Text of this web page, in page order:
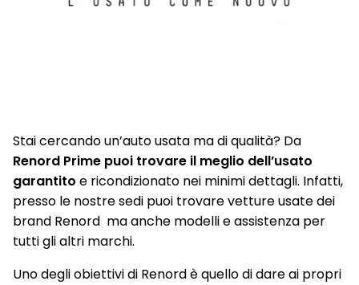
Sistema multimediale Renault EASY LINK con Touchscreen
9,3" e sistema di Navigazione 3D, aggiornamenti automatici
(OTA), Bluetooth con riconoscimento vocale, Radio DAB
Smartphone replication compatibile con Android Auto e
AppleCarPlay
Volante in pelle
Stai cercando un’auto usata ma di qualità? Da
Renord Prime puoi trovare il meglio dell’usato
garantito e ricondizionato nei minimi dettagli. Infatti,
presso le nostre sedi puoi trovare vetture usate dei
brand Renord ma anche modelli e assistenza per
tutti gli altri marchi.
Uno degli obiettivi di Renord è quello di dare ai propri